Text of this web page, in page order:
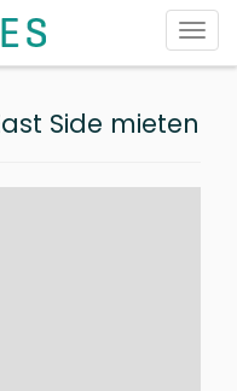
Side mieten